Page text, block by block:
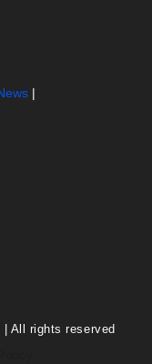
|
| All rights reserved